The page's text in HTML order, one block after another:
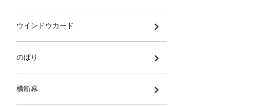
ウインドウカード
のぼり
横断幕